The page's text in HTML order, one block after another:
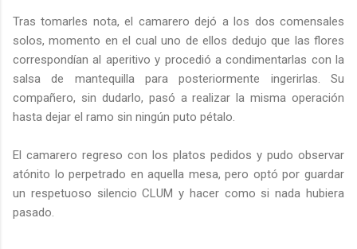
Tras tomarles nota, el camarero dejó a los dos comensales
solos, momento en el cual uno de ellos dedujo que las flores
correspondían al aperitivo y procedió a condimentarlas con la
salsa de mantequilla para posteriormente ingerirlas. Su
compañero, sin dudarlo, pasó a realizar la misma operación
hasta dejar el ramo sin ningún puto pétalo.
El camarero regreso con los platos pedidos y pudo observar
atónito lo perpetrado en aquella mesa, pero optó por guardar
un respetuoso silencio CLUM y hacer como si nada hubiera
pasado.